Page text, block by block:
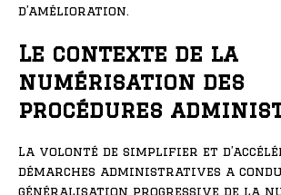
d’amélioration.
Le contexte de la
numérisation des
procédures
La volonté de simplifier et
démarches administratives a
généralisation progressive de la